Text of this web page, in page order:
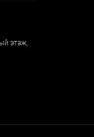
этаж